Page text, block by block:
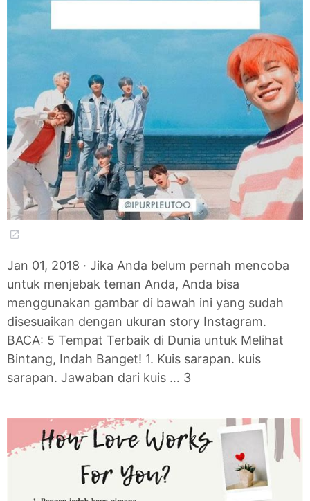
Jan 01, 2018 · Jika Anda belum pernah mencoba
untuk menjebak teman Anda, Anda bisa
menggunakan gambar di bawah ini yang sudah
disesuaikan dengan ukuran story Instagram.
BACA: 5 Tempat Terbaik di Dunia untuk Melihat
Bintang, Indah Banget! 1. Kuis sarapan. kuis
sarapan. Jawaban dari kuis … 3